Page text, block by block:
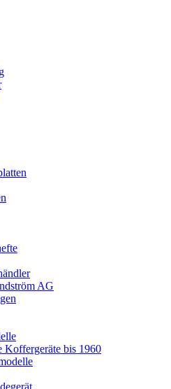
AG
Koffergeräte bis 1960